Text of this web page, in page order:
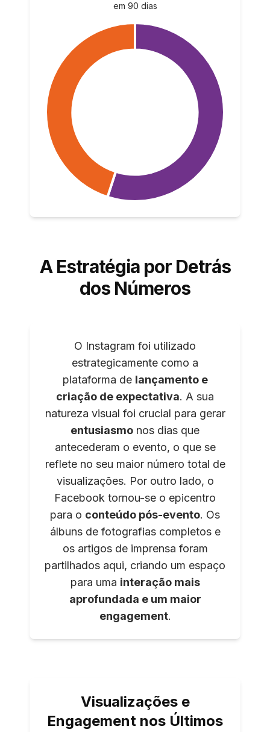
em 90 dias
A Estratégia por Detrás
dos Números
O Instagram foi utilizado
estrategicamente como a
plataforma de lançamento e
criação de expectativa. A sua
natureza visual foi crucial para gerar
entusiasmo nos dias que
antecederam o evento, o que se
reflete no seu maior número total de
visualizações. Por outro lado, o
Facebook tornou-se o epicentro
para o conteúdo pós-evento. Os
álbuns de fotografias completos e
os artigos de imprensa foram
partilhados aqui, criando um espaço
para uma interação mais
aprofundada e um maior
engagement.
Visualizações e
Engagement nos Últimos